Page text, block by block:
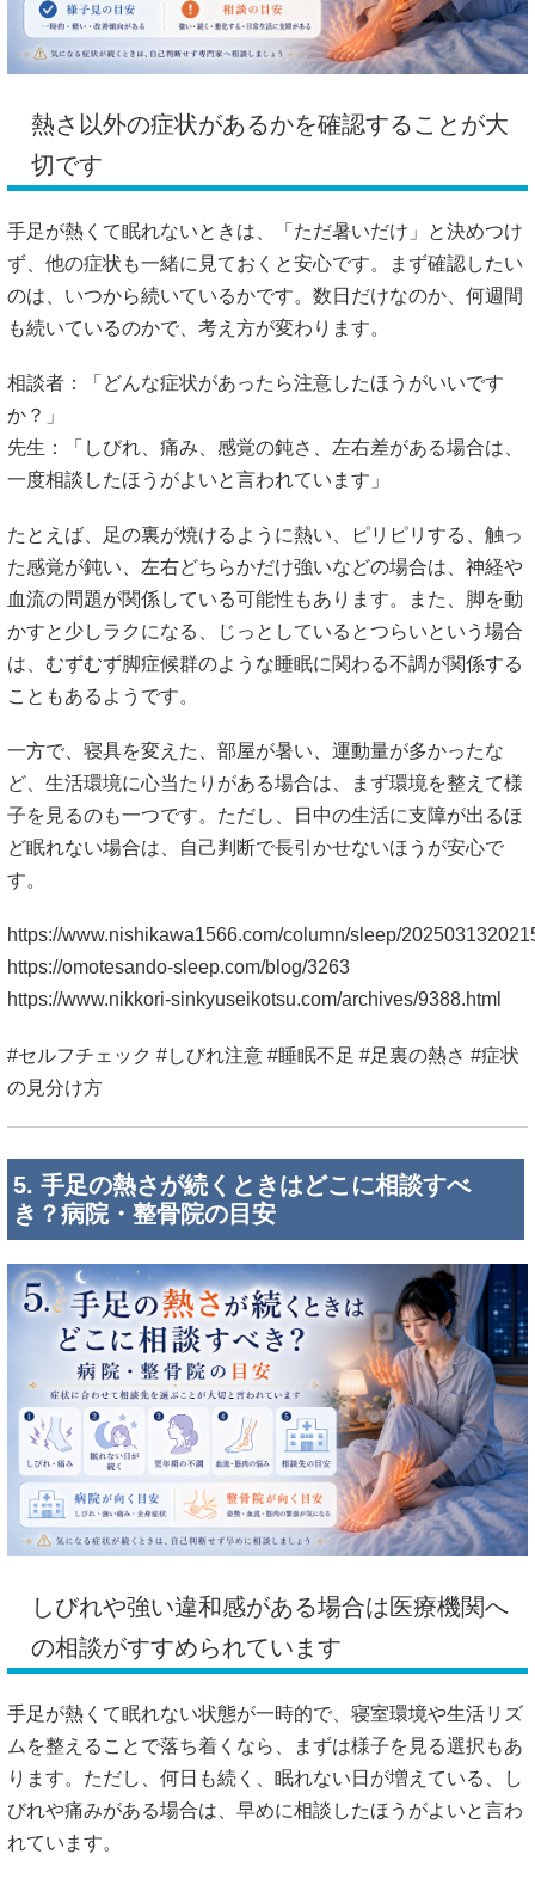
熱さ以外の症状があるかを確認することが大
切です
手足が熱くて眠れないときは、「ただ暑いだけ」と決めつけ
ず、他の症状も一緒に見ておくと安心です。まず確認したい
のは、いつから続いているかです。数日だけなのか、何週間
も続いているのかで、考え方が変わります。
相談者：「どんな症状があったら注意したほうがいいです
か？」
先生：「しびれ、痛み、感覚の鈍さ、左右差がある場合は、
一度相談したほうがよいと言われています」
たとえば、足の裏が焼けるように熱い、ピリピリする、触っ
た感覚が鈍い、左右どちらかだけ強いなどの場合は、神経や
血流の問題が関係している可能性もあります。また、脚を動
かすと少しラクになる、じっとしているとつらいという場合
は、むずむず脚症候群のような睡眠に関わる不調が関係する
こともあるようです。
一方で、寝具を変えた、部屋が暑い、運動量が多かったな
ど、生活環境に心当たりがある場合は、まず環境を整えて様
子を見るのも一つです。ただし、日中の生活に支障が出るほ
ど眠れない場合は、自己判断で長引かせないほうが安心で
す。
https://www.nishikawa1566.com/column/sleep/
https://omotesando-sleep.com/blog/3263
https://www.nikkori-sinkyuseikotsu.com/archives/9388.html
#セルフチェック #しびれ注意 #睡眠不足 #足裏の熱さ #症状
の見分け方
5. 手足の熱さが続くときはどこに相談すべ
き？病院・整骨院の目安
しびれや強い違和感がある場合は医療機関へ
の相談がすすめられています
手足が熱くて眠れない状態が一時的で、寝室環境や生活リズ
ムを整えることで落ち着くなら、まずは様子を見る選択もあ
ります。ただし、何日も続く、眠れない日が増えている、し
びれや痛みがある場合は、早めに相談したほうがよいと言わ
れています。